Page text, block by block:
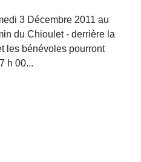
3 Décembre 2011 au
du Chioulet - derrière la
les bénévoles pourront
h 00...